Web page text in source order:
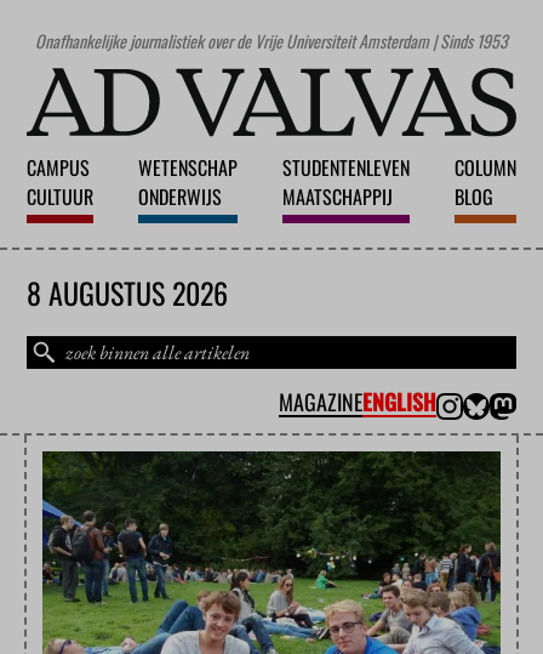
Onafhankelijke journalistiek over de Vrije Universiteit Amsterdam | Sinds 1953
CAMPUS
CULTUUR
WETENSCHAP
ONDERWIJS
STUDENTENLEVEN
MAATSCHAPPIJ
COLUMN
BLOG
8 AUGUSTUS 2026
MAGAZINEENGLISH